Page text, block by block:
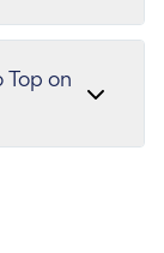
Top on